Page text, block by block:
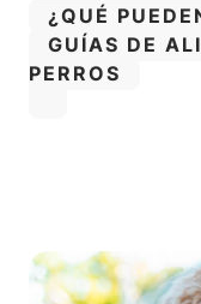
CATEGORÍA:
¿QUÉ
CATEGORÍA:
GUÍAS DE
PERROS